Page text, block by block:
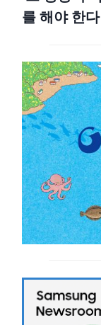
를 해야 한다